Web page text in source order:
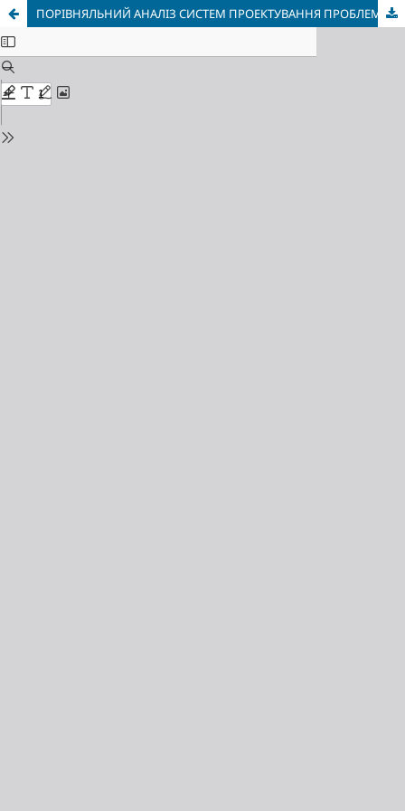
ПОРІВНЯЛЬНИЙ АНАЛІЗ СИСТЕМ ПРОЕКТУВАННЯ ПРОБЛЕМНО-ОРІЄНТОВАНИХ МОВ ПРОГРАМУВАННЯ